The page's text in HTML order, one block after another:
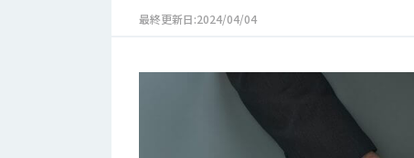
最終更新日:2024/04/04